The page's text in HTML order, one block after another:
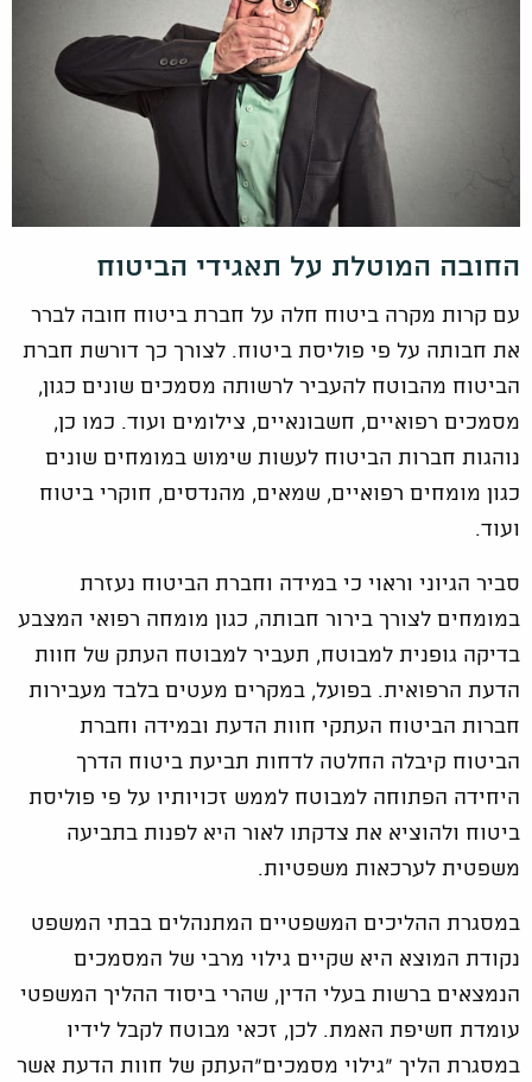
החובה המוטלת על תאגידי הביטוח
עם קרות מקרה ביטוח חלה על חברת ביטוח חובה לברר
את חבותה על פי פוליסת ביטוח. לצורך כך דורשת חברת
הביטוח מהבוטח להעביר לרשותה מסמכים שונים כגון,
מסמכים רפואיים, חשבונאיים, צילומים ועוד. כמו כן,
נוהגות חברות הביטוח לעשות שימוש במומחים שונים
כגון מומחים רפואיים, שמאים, מהנדסים, חוקרי ביטוח
ועוד.
סביר הגיוני וראוי כי במידה וחברת הביטוח נעזרת
במומחים לצורך בירור חבותה, כגון מומחה רפואי המצבע
בדיקה גופנית למבוטח, תעביר למבוטח העתק של חוות
הדעת הרפואית. בפועל, במקרים מעטים בלבד מעבירות
חברות הביטוח העתקי חוות הדעת ובמידה וחברת
הביטוח קיבלה החלטה לדחות תביעת ביטוח הדרך
היחידה הפתוחה למבוטח לממש זכויותיו על פי פוליסת
ביטוח ולהוציא את צדקתו לאור היא לפנות בתביעה
משפטית לערכאות משפטיות.
במסגרת ההליכים המשפטיים המתנהלים בבתי המשפט
נקודת המוצא היא שקיים גילוי מרבי של המסמכים
הנמצאים ברשות בעלי הדין, שהרי ביסוד ההליך המשפטי
עומדת חשיפת האמת. לכן, זכאי מבוטח לקבל לידיו
במסגרת הליך "גילוי מסמכים"העתק של חוות הדעת אשר